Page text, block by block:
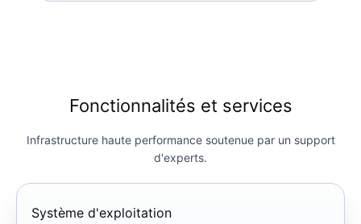
Fonctionnalités et services
Infrastructure haute performance soutenue par un support
d'experts.
Système d'exploitation